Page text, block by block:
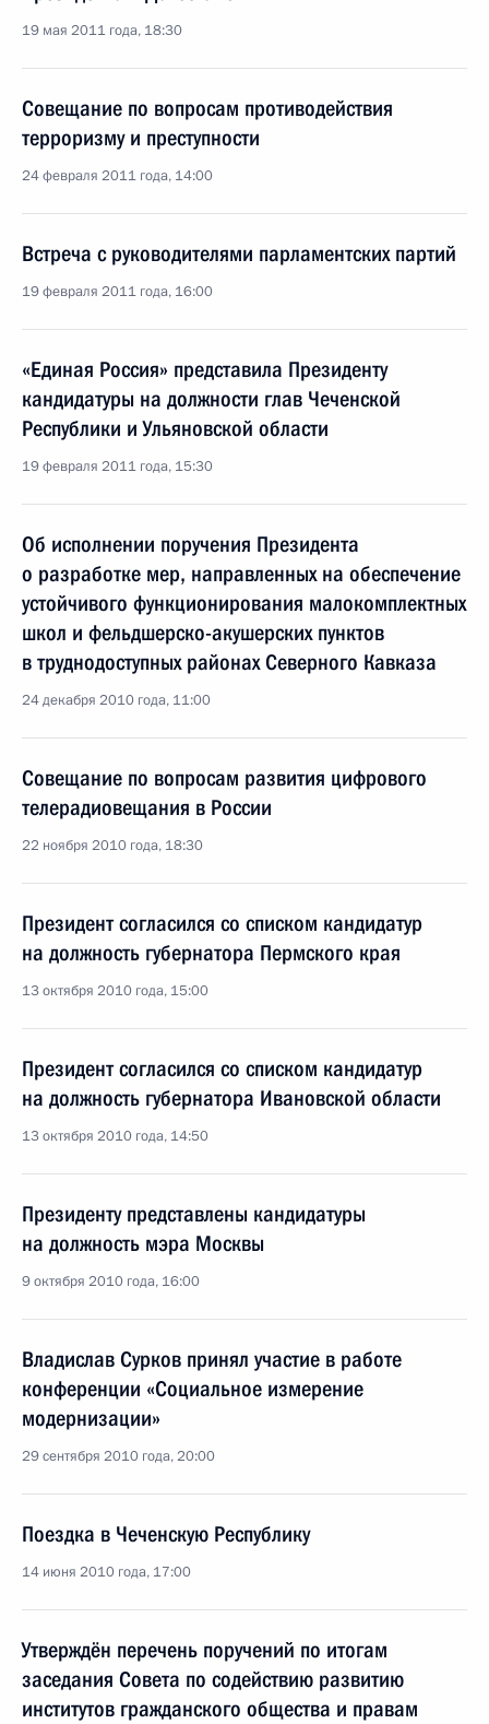
19 мая 2011 года, 18:30
Совещание по вопросам противодействия
терроризму и преступности
24 февраля 2011 года, 14:00
Встреча с руководителями парламентских партий
19 февраля 2011 года, 16:00
«Единая Россия» представила Президенту
кандидатуры на должности глав Чеченской
Республики и Ульяновской области
19 февраля 2011 года, 15:30
Об исполнении поручения Президента
о разработке мер, направленных на обеспечение
устойчивого функционирования малокомплектных
школ и фельдшерско-акушерских пунктов
в труднодоступных районах Северного Кавказа
24 декабря 2010 года, 11:00
Совещание по вопросам развития цифрового
телерадиовещания в России
22 ноября 2010 года, 18:30
Президент согласился со списком кандидатур
на должность губернатора Пермского края
13 октября 2010 года, 15:00
Президент согласился со списком кандидатур
на должность губернатора Ивановской области
13 октября 2010 года, 14:50
Президенту представлены кандидатуры
на должность мэра Москвы
9 октября 2010 года, 16:00
Владислав Сурков принял участие в работе
конференции «Социальное измерение
модернизации»
29 сентября 2010 года, 20:00
Поездка в Чеченскую Республику
14 июня 2010 года, 17:00
Утверждён перечень поручений по итогам
заседания Совета по содействию развитию
институтов гражданского общества и правам